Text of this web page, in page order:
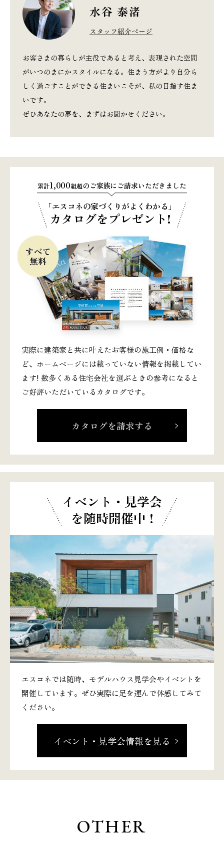
水谷 泰渚
スタッフ紹介ページ
お客さまの暮らしが主役であると考え、表現された空間
がいつのまにかスタイルになる。住まう方がより自分ら
しく過ごすことができる住まいこそが、私の目指す住ま
いです。
ぜひあなたの夢を、まずはお聞かせください。
累計1,000組超のご家族にご請求いただきました
「エスコネの家づくりがよくわかる」
カタログをプレゼント!
実際に建築家と共に叶えたお客様の施工例・価格な
ど、ホームページには載っていない情報を掲載してい
ます! 数多くある住宅会社を選ぶときの参考になると
ご好評いただいているカタログです。
カタログを請求する
イベント・見学会
を随時開催中 !
エスコネでは随時、モデルハウス見学会やイベントを
開催しています。ぜひ実際に足を運んで体感してみて
ください。
イベント・見学会情報を見る
OTHER